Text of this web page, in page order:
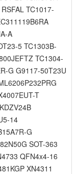
TC1017-
A
5 TC1303B-
TC1304-
G G9117-50T23U
T
14
G
SOT-363
QFN4x4-16
XN4311